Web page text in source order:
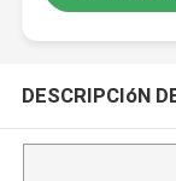
DESCRIPCIóN